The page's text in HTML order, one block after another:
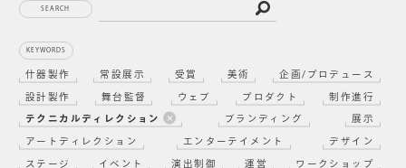
SEARCH
KEYWORDS
什器製作 常設展示 受賞 美術 企画/プロデュース
設計製作 舞台監督 ウェブ プロダクト 制作進行
テクニカルディレクション ブランディング 展示
アートディレクション エンターテイメント デザイン
ステージ イベント 演出制御 運営 ワークショップ